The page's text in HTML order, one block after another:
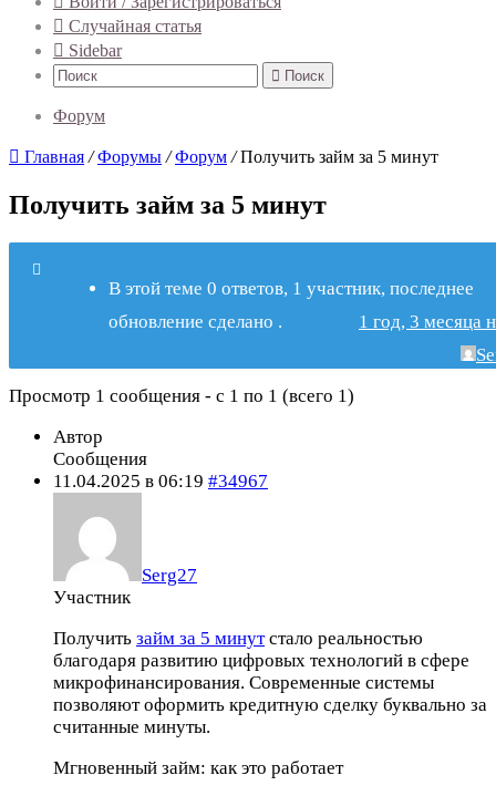
Случайная статья
Sidebar
Поиск
Форум
Главная / Форумы / Форум / Получить займ за 5 минут
Получить займ за 5 минут
В этой теме 0 ответов, 1 участник, последнее
обновление
1 год, 3 месяца
сделано .
Просмотр 1 сообщения - с 1 по 1 (всего 1)
Автор
Сообщения
11.04.2025 в 06:19 #34967
Serg27
Участник
Получить займ за 5 минутстало реальностью
благодаря развитию цифровых технологий в сфере
микрофинансирования. Современные системы
позволяют оформить кредитную сделку буквально за
считанные минуты.
Мгновенный займ: как это работает